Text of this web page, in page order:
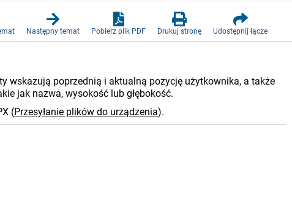
Następny temat Pobierz plik PDF Drukuj stronę Udostępnij łącze
wskazują poprzednią i aktualną pozycję użytkownika, a także
jak nazwa, wysokość lub głębokość.
(Przesyłanie plików do urządzenia).